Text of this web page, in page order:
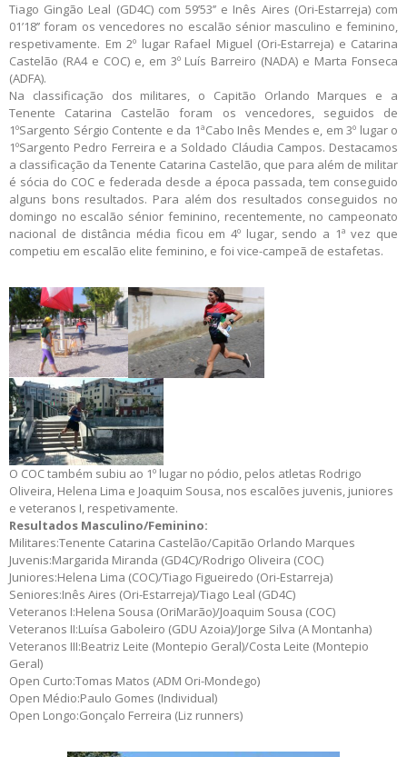
Tiago Gingão Leal (GD4C) com 59’53’’ e Inês Aires (Ori-Estarreja) com
01’18’’ foram os vencedores no escalão sénior masculino e feminino,
respetivamente. Em 2º lugar Rafael Miguel (Ori-Estarreja) e Catarina
Castelão (RA4 e COC) e, em 3º Luís Barreiro (NADA) e Marta Fonseca
(ADFA).
Na classificação dos militares, o Capitão Orlando Marques e a
Tenente Catarina Castelão foram os vencedores, seguidos de
1ºSargento Sérgio Contente e da 1ªCabo Inês Mendes e, em 3º lugar o
1ºSargento Pedro Ferreira e a Soldado Cláudia Campos. Destacamos
a classificação da Tenente Catarina Castelão, que para além de militar
é sócia do COC e federada desde a época passada, tem conseguido
alguns bons resultados. Para além dos resultados conseguidos no
domingo no escalão sénior feminino, recentemente, no campeonato
nacional de distância média ficou em 4º lugar, sendo a 1ª vez que
competiu em escalão elite feminino, e foi vice-campeã de estafetas.
O COC também subiu ao 1º lugar no pódio, pelos atletas Rodrigo
Oliveira, Helena Lima e Joaquim Sousa, nos escalões juvenis, juniores
e veteranos I, respetivamente.
Resultados Masculino/Feminino:
Militares:Tenente Catarina Castelão/Capitão Orlando Marques
Juvenis:Margarida Miranda (GD4C)/Rodrigo Oliveira (COC)
Juniores:Helena Lima (COC)/Tiago Figueiredo (Ori-Estarreja)
Seniores:Inês Aires (Ori-Estarreja)/Tiago Leal (GD4C)
Veteranos I:Helena Sousa (OriMarão)/Joaquim Sousa (COC)
Veteranos II:Luísa Gaboleiro (GDU Azoia)/Jorge Silva (A Montanha)
Veteranos III:Beatriz Leite (Montepio Geral)/Costa Leite (Montepio
Geral)
Open Curto:Tomas Matos (ADM Ori-Mondego)
Open Médio:Paulo Gomes (Individual)
Open Longo:Gonçalo Ferreira (Liz runners)